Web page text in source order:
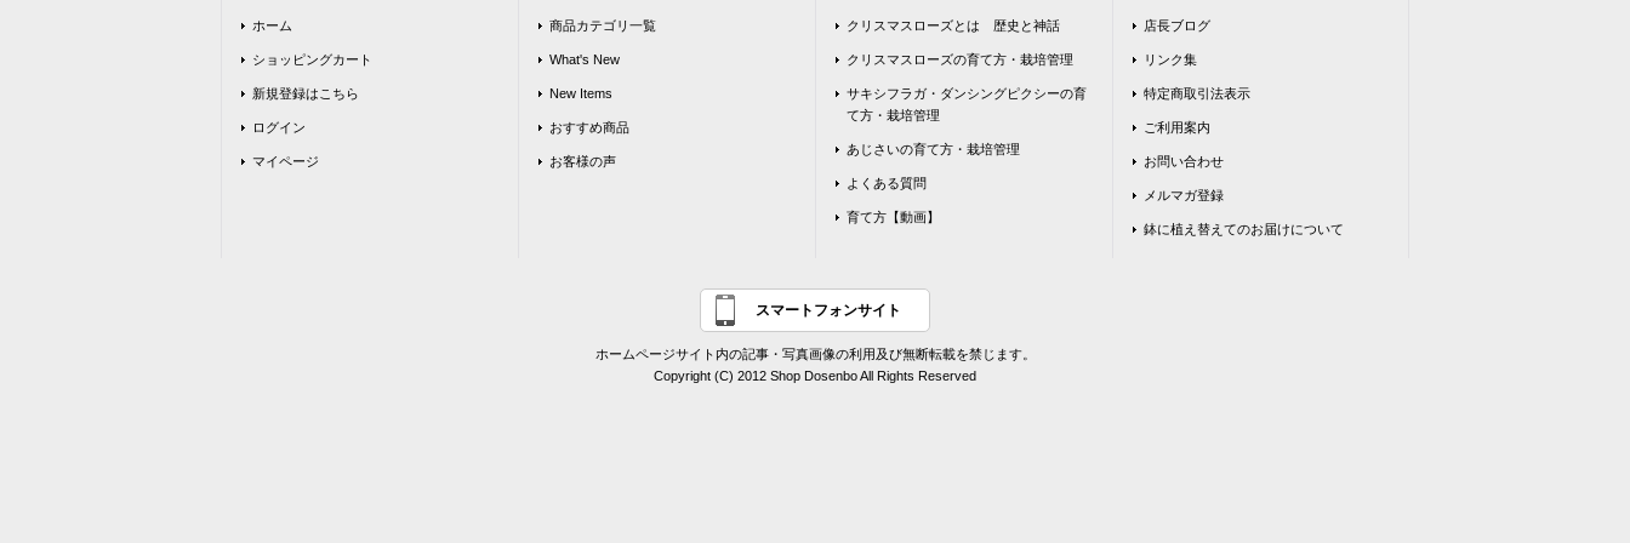
ホーム
ショッピングカート
新規登録はこちら
ログイン
マイページ
商品カテゴリ一覧
What's New
New Items
おすすめ商品
お客様の声
クリスマスローズとは 歴史と神話
クリスマスローズの育て方・栽培管理
サキシフラガ・ダンシングピクシーの育
て方・栽培管理
あじさいの育て方・栽培管理
よくある質問
育て方【動画】
店長ブログ
リンク集
特定商取引法表示
ご利用案内
お問い合わせ
メルマガ登録
鉢に植え替えてのお届けについて
スマートフォンサイト
ホームページサイト内の記事・写真画像の利用及び無断転載を禁じます。
Copyright (C) 2012 Shop Dosenbo All Rights Reserved